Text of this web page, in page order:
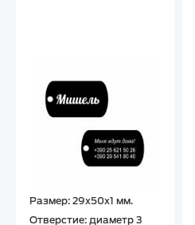
Размер: 29х50х1 мм.
Отверстие: диаметр 3